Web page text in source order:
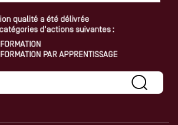
Formulaire de recherche